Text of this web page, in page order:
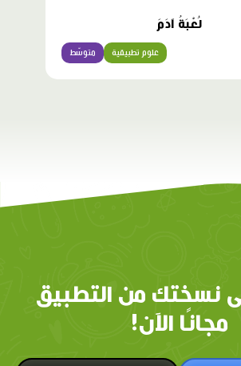
لُعْبَةُ آدَمَ
متوسّط علوم تطبيقية
نسختك من التطبيق
مجانًا الآن!